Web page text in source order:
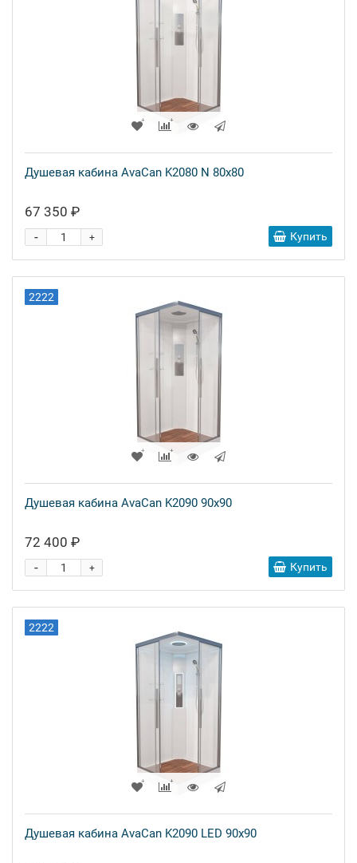
Душевая кабина AvaCan K2080 N 80x80
67 350 ₽
+
- Купить
2222
Душевая кабина AvaCan K2090 90x90
72 400 ₽
+
- Купить
2222
Душевая кабина AvaCan K2090 LED 90x90